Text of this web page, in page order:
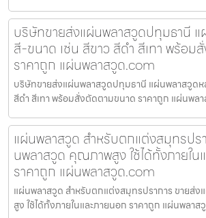
บริษัทขายส่งแผ่นพลาสวูดปทุมธานี
สี-ขนาด เช่น สีขาว สีดำ สีเทา พร้อม
ราคาถูก แผ่นพลาสวูด.com
บริษัทขายส่งแผ่นพลาสวูดปทุมธานี แผ่นพลาสวูดห
สีดำ สีเทา พร้อมสั่งตัดตามขนาด ราคาถูก แผ่นพล
แผ่นพลาสวูด สำหรับตกแต่งสมุทรปร
นพลาสวูด คุณภาพสูง ใช้ได้ทั้งภายใน
ราคาถูก แผ่นพลาสวูด.com
แผ่นพลาสวูด สำหรับตกแต่งสมุทรปราการ ขายส่
สูง ใช้ได้ทั้งภายในและภายนอก ราคาถูก แผ่นพลา